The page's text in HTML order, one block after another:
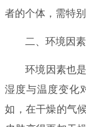
者的个体，需特
二、环境因素
环境因素也
湿度与温度变化
如，在干燥的气